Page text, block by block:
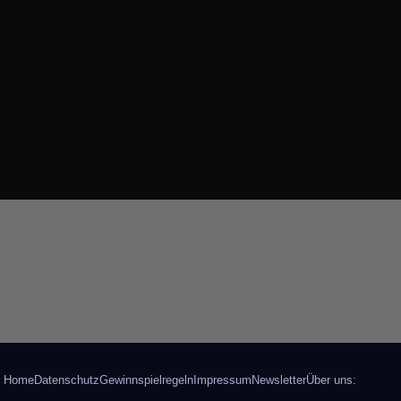
HomeDatenschutzGewinnspielregeln Impressum NewsletterÜber uns: